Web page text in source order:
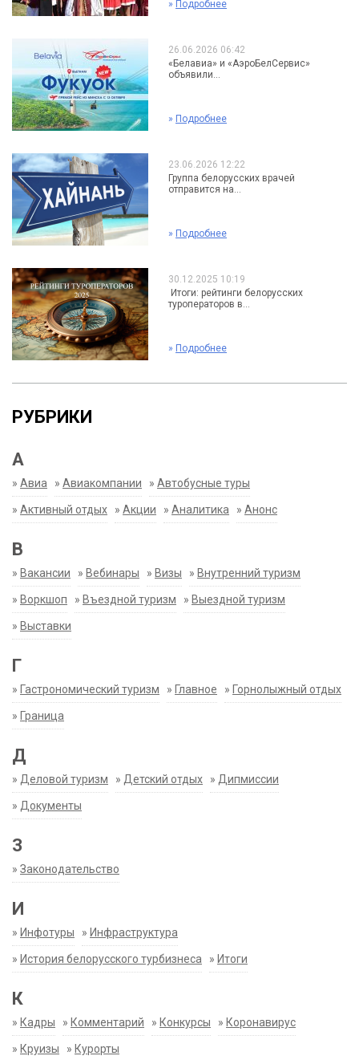
» Подробнее
26.06.2026 06:42
«Белавиа» и «АэроБелСервис»
объявили...
» Подробнее
23.06.2026 12:22
Группа белорусских врачей
отправится на...
» Подробнее
30.12.2025 10:19
Итоги: рейтинги белорусских
туроператоров в...
» Подробнее
РУБРИКИ
А
» Авиа » Авиакомпании » Автобусные туры
» Активный отдых » Акции » Аналитика » Анонс
В
» Вакансии » Вебинары » Визы » Внутренний туризм
» Воркшоп » Въездной туризм » Выездной туризм
» Выставки
Г
» Гастрономический туризм » Главное » Горнолыжный отдых
» Граница
Д
» Деловой туризм » Детский отдых » Дипмиссии
» Документы
З
» Законодательство
И
» Инфотуры » Инфраструктура
» История белорусского турбизнеса » Итоги
К
» Кадры » Комментарий » Конкурсы » Коронавирус
» Круизы » Курорты